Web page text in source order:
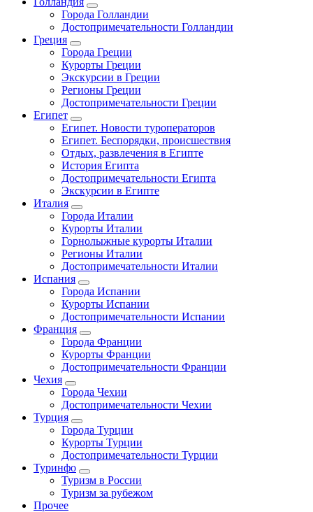
Города Голландии
Достопримечательности Голландии
Греция
Города Греции
Курорты Греции
Экскурсии в Греции
Регионы Греции
Достопримечательности Греции
Египет
Египет. Новости туроператоров
Египет. Беспорядки, происшествия
Отдых, развлечения в Египте
История Египта
Достопримечательности Египта
Экскурсии в Египте
Италия
Города Италии
Курорты Италии
Горнолыжные курорты Италии
Регионы Италии
Достопримечательности Италии
Испания
Города Испании
Курорты Испании
Достопримечательности Испании
Франция
Города Франции
Курорты Франции
Достопримечательности Франции
Чехия
Города Чехии
Достопримечательности Чехии
Турция
Города Турции
Курорты Турции
Достопримечательности Турции
Туринфо
Туризм в России
Туризм за рубежом
Прочее